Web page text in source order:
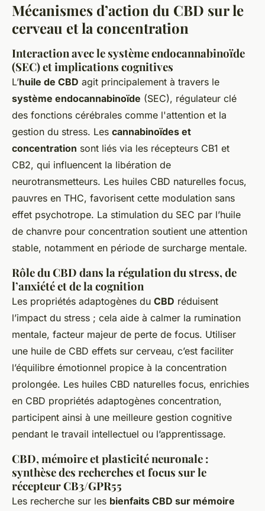
Mécanismes d’action du CBD sur le
cerveau et la concentration
Interaction avec le système endocannabinoïde
(SEC) et implications cognitives
L’huile de CBD agit principalement à travers le
système endocannabinoïde (SEC), régulateur clé
des fonctions cérébrales comme l'attention et la
gestion du stress. Les cannabinoïdes et
concentration sont liés via les récepteurs CB1 et
CB2, qui influencent la libération de
neurotransmetteurs. Les huiles CBD naturelles focus,
pauvres en THC, favorisent cette modulation sans
effet psychotrope. La stimulation du SEC par l’huile
de chanvre pour concentration soutient une attention
stable, notamment en période de surcharge mentale.
Rôle du CBD dans la régulation du stress, de
l’anxiété et de la cognition
Les propriétés adaptogènes du CBD réduisent
l’impact du stress ; cela aide à calmer la rumination
mentale, facteur majeur de perte de focus. Utiliser
une huile de CBD effets sur cerveau, c’est faciliter
l’équilibre émotionnel propice à la concentration
prolongée. Les huiles CBD naturelles focus, enrichies
en CBD propriétés adaptogènes concentration,
participent ainsi à une meilleure gestion cognitive
pendant le travail intellectuel ou l’apprentissage.
CBD, mémoire et plasticité neuronale :
synthèse des recherches et focus sur le
récepteur CB3/GPR55
Les recherche sur les bienfaits CBD sur mémoire